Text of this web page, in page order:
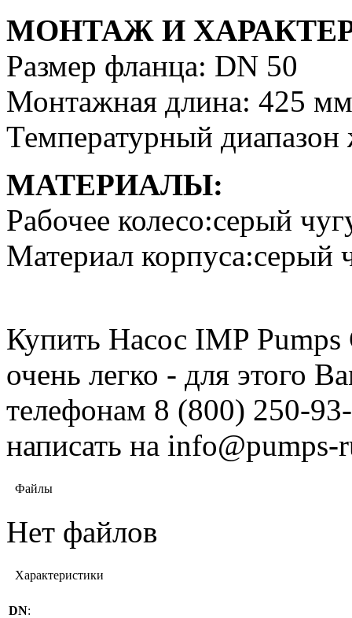
МОНТАЖ И
Размер фланца: DN 50
Монтажная длина: 425 мм
Температурный
МАТЕРИАЛЫ:
Рабочее колесо:серый
Материал корпуса:серый
Купить Насос IMP
очень легко - для этого
телефонам 8 (800) 250-
написать на info@pumps-
Файлы
Нет файлов
Характеристики
DN: